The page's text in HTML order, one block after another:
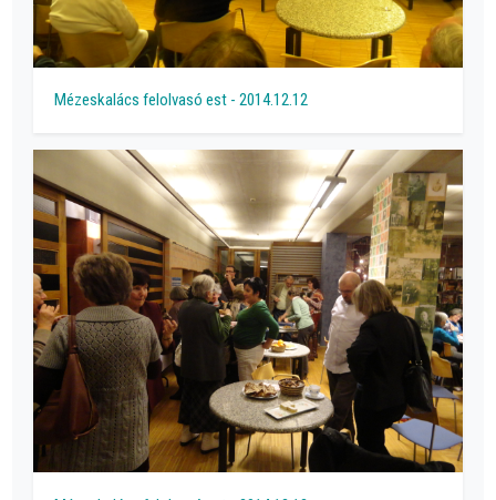
Mézeskalács felolvasó est - 2014.12.12